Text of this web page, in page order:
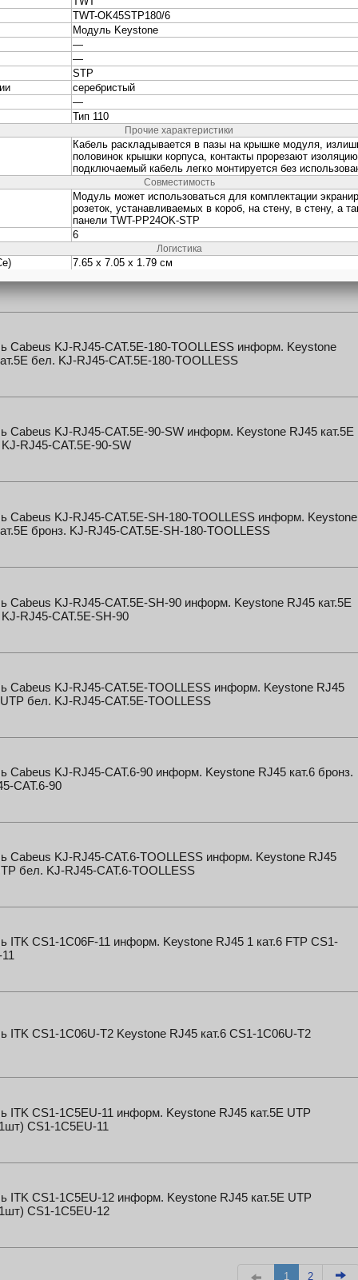
Panduit CFA1FSAW-X прямая со шторкой 22.5x45 1xMini-Com
(упак.:10шт) CFA1FSAW-X
Lanmaster TWT-SA1-WH настенная 62x67x30мм крышка
ПВХ белый TWT-SA1-WH
Lanmaster TWT-SA2-WH настенная 62x67x30мм крышка
ПВХ белый TWT-SA2-WH
Panduit CBX1IW-A накладная 1xMini-Com белый CBX1IW-A
Cabeus KJ-RJ45-CAT.5E-180-TOOLLESS информ. Keystone
бел. KJ-RJ45-CAT.5E-180-TOOLLESS
Cabeus KJ-RJ45-CAT.5E-90-SW информ. Keystone RJ45 кат.5E
RJ45-CAT.5E-90-SW
Cabeus KJ-RJ45-CAT.5E-SH-180-TOOLLESS информ. Keystone
бронз. KJ-RJ45-CAT.5E-SH-180-TOOLLESS
Cabeus KJ-RJ45-CAT.5E-SH-90 информ. Keystone RJ45 кат.5E
KJ-RJ45-CAT.5E-SH-90
Cabeus KJ-RJ45-CAT.5E-TOOLLESS информ. Keystone RJ45
UTP бел. KJ-RJ45-CAT.5E-TOOLLESS
Cabeus KJ-RJ45-CAT.6-90 информ. Keystone RJ45 кат.6 бронз.
CAT.6-90
Cabeus KJ-RJ45-CAT.6-TOOLLESS информ. Keystone RJ45
бел. KJ-RJ45-CAT.6-TOOLLESS
ITK CS1-1C06F-11 информ. Keystone RJ45 1 кат.6 FTP CS1-
ITK CS1-1C06U-T2 Keystone RJ45 кат.6 CS1-1C06U-T2
ITK CS1-1C5EU-11 информ. Keystone RJ45 кат.5E UTP
CS1-1C5EU-11
ITK CS1-1C5EU-12 информ. Keystone RJ45 кат.5E UTP
CS1-1C5EU-12
1 2